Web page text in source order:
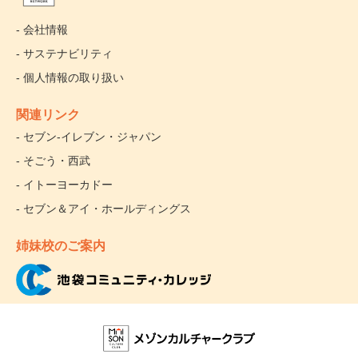
- 会社情報
- サステナビリティ
- 個人情報の取り扱い
関連リンク
- セブン‐イレブン・ジャパン
- そごう・西武
- イトーヨーカドー
- セブン＆アイ・ホールディングス
姉妹校のご案内